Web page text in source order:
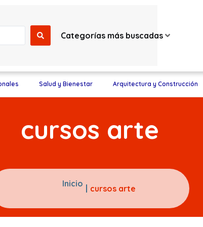
Categorías más buscadas
Salud y Bienestar Arquitectura y Construcción
cursos arte
Inicio cursos arte